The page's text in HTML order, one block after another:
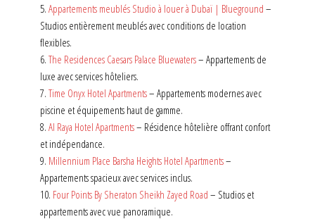
5. Appartements meublés Studio à louer à Dubaï | Blueground –
Studios entièrement meublés avec conditions de location
flexibles.
6. The Residences Caesars Palace Bluewaters– Appartements de
luxe avec services hôteliers.
7. Time Onyx Hotel Apartments– Appartements modernes avec
piscine et équipements haut de gamme.
8. Al Raya Hotel Apartments– Résidence hôtelière offrant confort
et indépendance.
9. Millennium Place Barsha Heights Hotel Apartments–
Appartements spacieux avec services inclus.
10. Four Points By Sheraton Sheikh Zayed Road – Studios et
appartements avec vue panoramique.